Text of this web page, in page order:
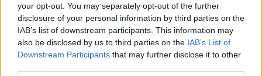
your opt-out. You may separately opt-out of the further
disclosure of your personal information by third parties on the
IAB’s list of downstream participants. This information may
also be disclosed by us to third parties on the IAB’s List of
Downstream Participants that may further disclose it to other